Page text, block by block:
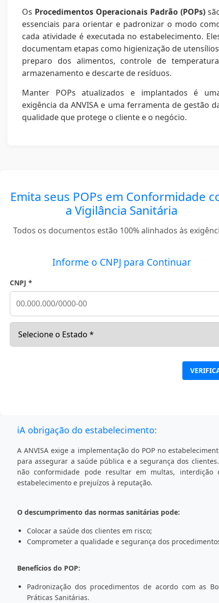
Os Procedimentos Operacionais Padrão (POPs)
essenciais para orientar e padronizar o modo
cada atividade é executada no estabelecimento.
documentam etapas como higienização de
preparo dos alimentos, controle de
armazenamento e descarte de resíduos.
Manter POPs atualizados e implantados é
exigência da ANVISA e uma ferramenta de gestão
qualidade que protege o cliente e o negócio.
Emita seus POPs em Conformidade
a Vigilância Sanitária
Todos os documentos estão 100% alinhados às
Informe o CNPJ para Continuar
CNPJ *
ℹ️A obrigação do estabelecimento:
A ANVISA exige a implementação do POP no
para assegurar a saúde pública e a segurança dos
não conformidade pode resultar em multas, interdição
estabelecimento e prejuízos à reputação.
O descumprimento das normas sanitárias pode:
Colocar a saúde dos clientes em risco;
Comprometer a qualidade e segurança dos
Benefícios do POP:
Padronização dos procedimentos de acordo com as
Práticas Sanitárias.